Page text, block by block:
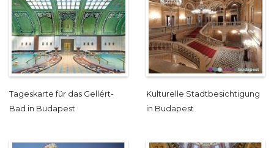
Tageskarte für das Gellért-
Bad in Budapest
Kulturelle Stadtbesichtigung
in Budapest